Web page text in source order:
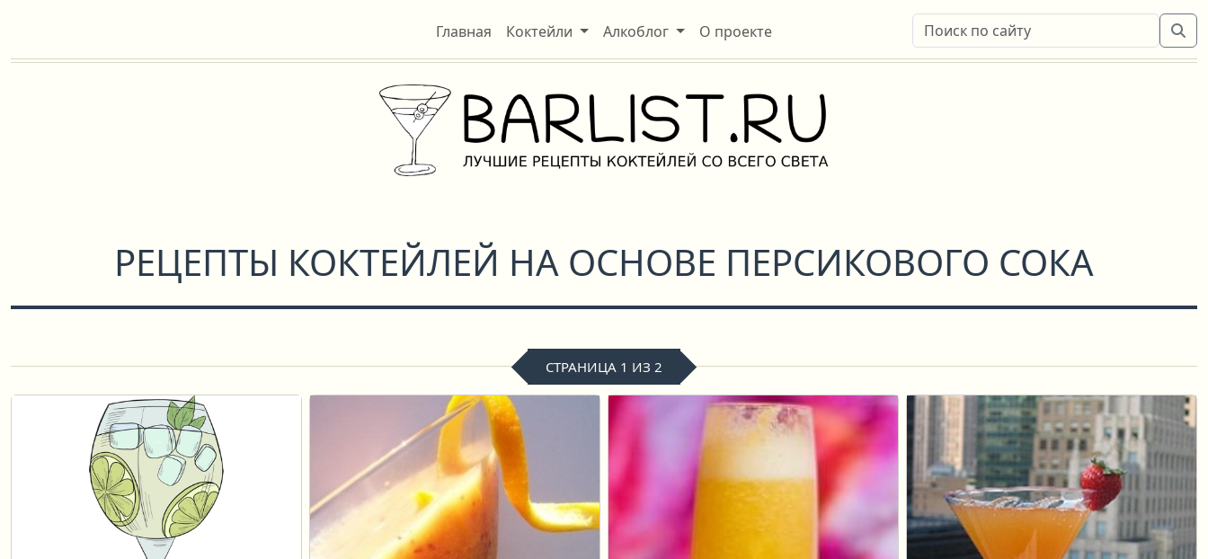
Главная Коктейли Алкоблог О проекте
РЕЦЕПТЫ КОКТЕЙЛЕЙ НА ОСНОВЕ ПЕРСИКОВОГО СОКА
СТРАНИЦА 1 ИЗ 2